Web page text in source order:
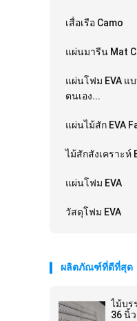
เสื่อเรือ Camo
แผ่นมารีน Mat
แผ่นโฟม EVA แ
ตนเอง...
แผ่นไม้สัก EVA
ไม้สักสังเคราะห์
แผ่นโฟม EVA
วัสดุโฟม EVA
ผลิตภัณฑ์ที่ดีที่สุด
ไม้บร
36 นิ้ว